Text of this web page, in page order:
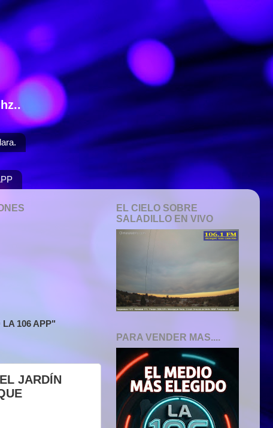
106 APP"
JARDÍN
EL CIELO SOBRE
SALADILLO EN VIVO
PARA VENDER MAS....